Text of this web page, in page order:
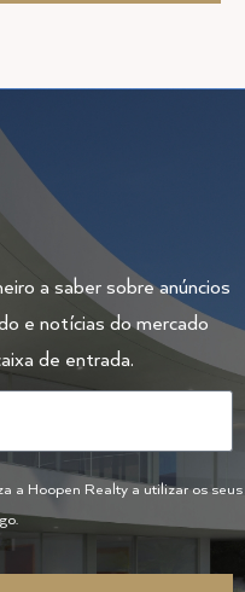
a saber sobre anúncios
e notícias do mercado
de entrada.
a Hoopen Realty a utilizar os seus